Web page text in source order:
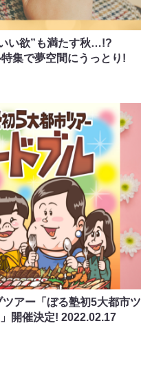
い欲”も満たす秋…!?
集で夢空間にうっとり!
アー「ぼる塾初5大都市ツ
開催決定! 2022.02.17